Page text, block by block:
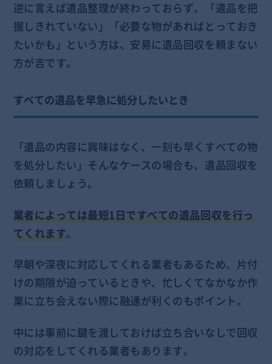
逆に言えば遺品整理が終わっておらず、「遺品を把
握しきれていない」「必要な物があればとっておき
たいかも」という方は、安易に遺品回収を頼まない
方が吉です。
すべての遺品を早急に処分したいとき
「遺品の内容に興味はなく、一刻も早くすべての物
を処分したい」そんなケースの場合も、遺品回収を
依頼しましょう。
業者によっては最短1日ですべての遺品回収を行っ
てくれます。
早朝や深夜に対応してくれる業者もあるため、片付
けの期限が迫っているときや、忙しくてなかなか作
業に立ち会えない際に融通が利くのもポイント。
中には事前に鍵を渡しておけば立ち合いなしで回収
の対応をしてくれる業者もあります。